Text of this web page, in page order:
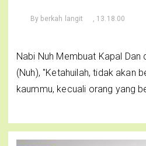
By berkah langit , 13.18.00
Nabi Nuh Membuat Kapal Dan
(Nuh), "Ketahuilah, tidak akan
kaummu, kecuali orang yang